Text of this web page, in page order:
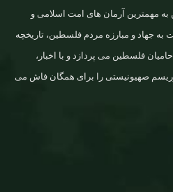
مهمترین آرمان های امت اسلامی و
جهاد و مبارزه مردم فلسطین، تاریخچه
فلسطین می پردازد و با اخبار،
صهیونیستی را برای همگان فاش می